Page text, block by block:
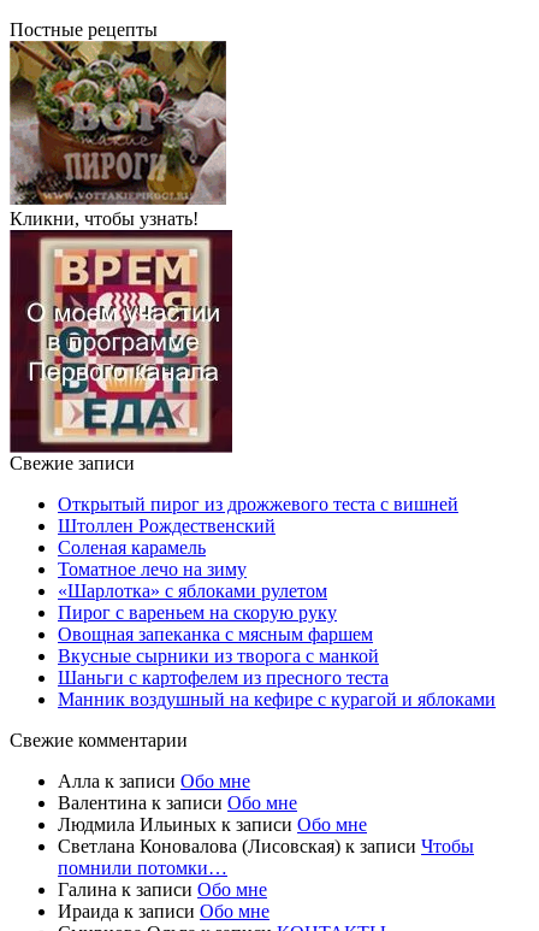
Постные рецепты
Кликни, чтобы узнать!
Свежие записи
Открытый пирог из дрожжевого теста с вишней
Штоллен Рождественский
Соленая карамель
Томатное лечо на зиму
«Шарлотка» с яблоками рулетом
Пирог с вареньем на скорую руку
Овощная запеканка с мясным фаршем
Вкусные сырники из творога с манкой
Шаньги с картофелем из пресного теста
Манник воздушный на кефире с курагой и яблоками
Свежие комментарии
Алла к записи Обо мне
Валентина к записи Обо мне
Людмила Ильиных к записи Обо мне
Светлана Коновалова (Лисовская) к записи Чтобы
помнили потомки…
Галина к записи Обо мне
Ираида к записи Обо мне